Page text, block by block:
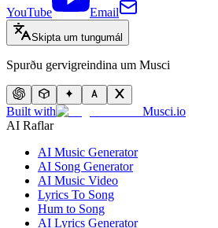
YouTube Email
Skipta um tungumál
Spurðu gervigreindina um Musci
Built with
Musci.io
AI Raflar
AI Music Generator
AI Song Generator
AI Music Video
Lyrics To Song
Hum to Song
AI Lyrics Generator